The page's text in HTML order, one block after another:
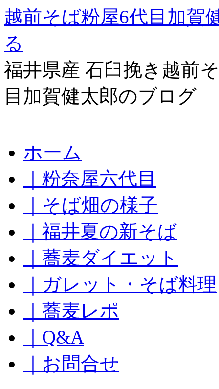
越前そば粉屋6代目加賀
る
福井県産 石臼挽き越前
目加賀健太郎のブログ
ン
ツ
ス
プ
ホーム
｜粉奈屋六代目
｜そば畑の様子
｜福井夏の新そば
｜蕎麦ダイエット
｜ガレット・そば料理
｜蕎麦レポ
｜Q&A
｜お問合せ